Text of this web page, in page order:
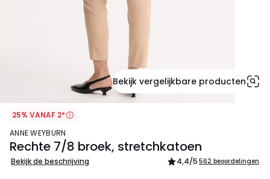
Bekijk vergelijkbare producten
25% VANAF 2*
ANNE WEYBURN
Rechte 7/8 broek, stretchkatoen
Bekijk de beschrijving 4,4/5 562 beoordelingen